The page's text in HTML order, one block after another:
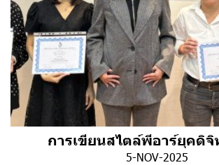
การเขียนสไตล์พีอาร์ยุคดิจิ
5-NOV-2025